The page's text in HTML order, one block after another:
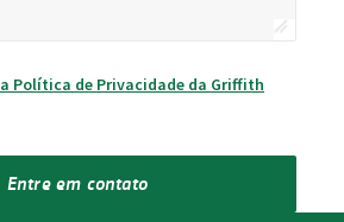
a Política de Privacidade da Griffith
Entre em contato